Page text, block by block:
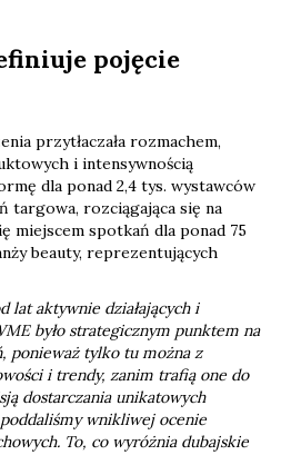
pojęcie
przytłaczała rozmachem,
i intensywnością
dla ponad 2,4 tys. wystawców
targowa, rozciągająca się na
miejscem spotkań dla ponad 75
beauty, reprezentujących
lat aktywnie działających i
było strategicznym punktem na
ponieważ tylko tu można z
i trendy, zanim trafią one do
dostarczania unikatowych
wnikliwej ocenie
To, co wyróżnia dubajskie